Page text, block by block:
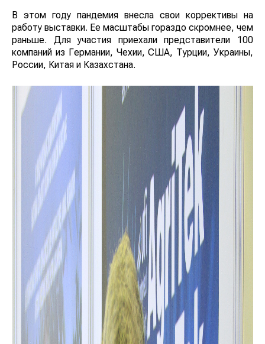
В этом году пандемия внесла свои коррективы на
работу выставки. Ее масштабы гораздо скромнее, чем
раньше. Для участия приехали представители 100
компаний из Германии, Чехии, США, Турции, Украины,
России, Китая и Казахстана.